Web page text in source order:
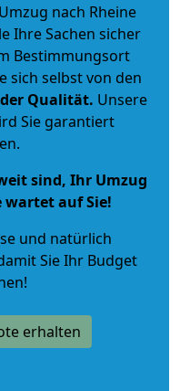
nach Rheine
Ihre Sachen sicher
Bestimmungsort
sich selbst von den
Qualität. Unsere
Sie garantiert
sind, Ihr Umzug
wartet auf Sie!
und natürlich
Sie Ihr Budget
erhalten